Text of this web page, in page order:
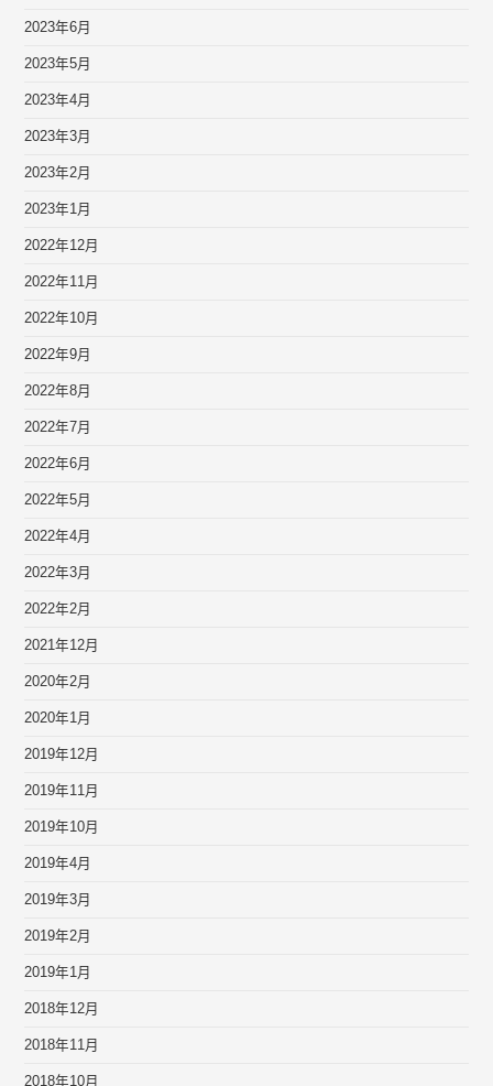
2023年6月
2023年5月
2023年4月
2023年3月
2023年2月
2023年1月
2022年12月
2022年11月
2022年10月
2022年9月
2022年8月
2022年7月
2022年6月
2022年5月
2022年4月
2022年3月
2022年2月
2021年12月
2020年2月
2020年1月
2019年12月
2019年11月
2019年10月
2019年4月
2019年3月
2019年2月
2019年1月
2018年12月
2018年11月
2018年10月